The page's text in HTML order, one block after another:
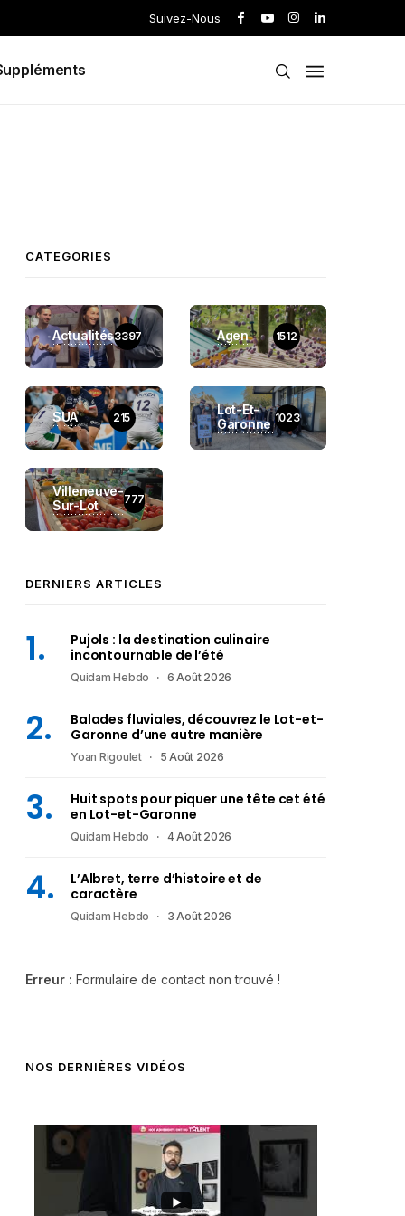
Suivez-Nous
CATEGORIES
Actualités3397 Agen 1512
SUA 215
Lot-Et-
Garonne 1023
Villeneuve-
Sur-Lot
777
DERNIERS ARTICLES
Pujols : la destination culinaire
incontournable de l’été
Quidam Hebdo 6 Août 2026
Balades fluviales, découvrez le Lot-et-
Garonne d’une autre manière
Yoan Rigoulet 5 Août 2026
Huit spots pour piquer une tête cet été
en Lot-et-Garonne
Quidam Hebdo 4 Août 2026
L’Albret, terre d’histoire et de
caractère
Quidam Hebdo 3 Août 2026
Erreur : Formulaire de contact non trouvé !
NOS DERNIÈRES VIDÉOS